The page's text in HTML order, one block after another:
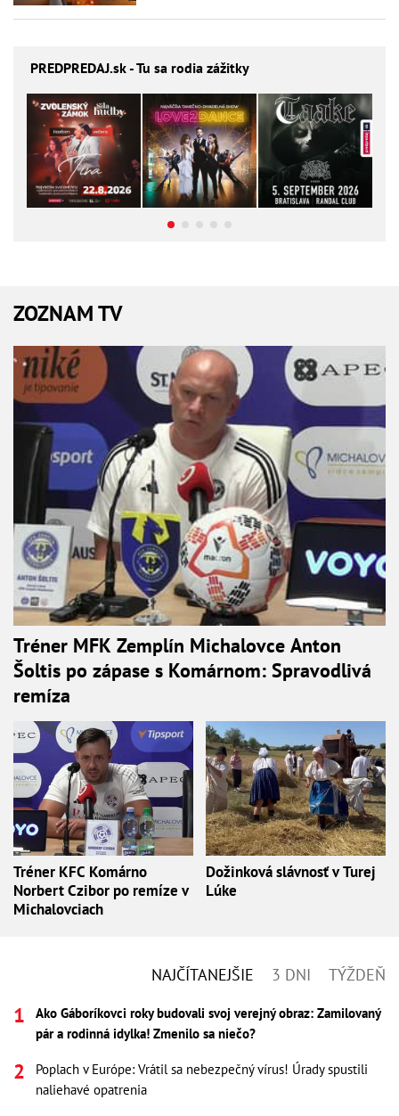
PREDPREDAJ.sk - Tu sa rodia zážitky
ZOZNAM TV
Tréner MFK Zemplín Michalovce Anton
Šoltis po zápase s Komárnom: Spravodlivá
remíza
Tréner KFC Komárno
Norbert Czibor po remíze v
Michalovciach
Dožinková slávnosť v Turej
Lúke
NAJČÍTANEJŠIE 3 DNI TÝŽDEŇ
Ako Gáboríkovci roky budovali svoj verejný obraz: Zamilovaný
pár a rodinná idylka! Zmenilo sa niečo?
Poplach v Európe: Vrátil sa nebezpečný vírus! Úrady spustili
naliehavé opatrenia